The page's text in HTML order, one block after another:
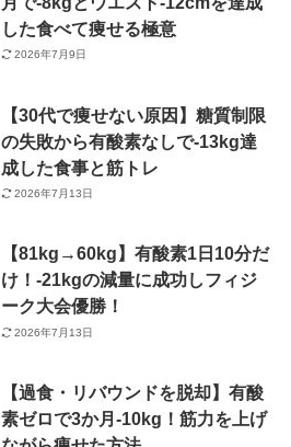
した食べて痩せる極意
2026年7月9日
【30代で痩せない原因】糖質制限
の失敗から有酸素なしで-13kg達
成した食事と筋トレ
2026年7月13日
【81kg→60kg】有酸素1日10分だ
け！-21kgの減量に成功しフィジ
ーク大会優勝！
2026年7月13日
【過食・リバウンドを脱却】有酸
素ゼロで3か月-10kg！筋力を上げ